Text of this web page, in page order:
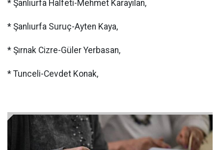
* Şanlıurfa Halfeti-Mehmet Karayılan,
* Şanlıurfa Suruç-Ayten Kaya,
* Şırnak Cizre-Güler Yerbasan,
* Tunceli-Cevdet Konak,